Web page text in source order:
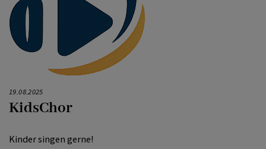
ENGAGIEREN
Ministranten
KidsChor
Sternsinger
Jugendliche
Senioren
Soziales
E-SEKRETARIAT
19.08.2025
KidsChor
Kinder singen gerne!